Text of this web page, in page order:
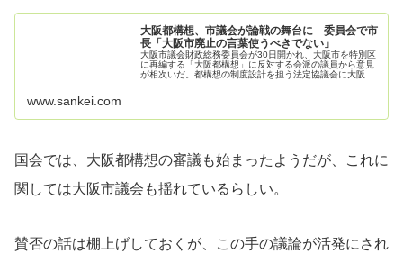
大阪都構想、市議会が論戦の舞台に 委員会で市
長「大阪市廃止の言葉使うべきでない」
大阪市議会財政総務委員会が30日開かれ、大阪市を特別区
に再編する「大阪都構想」に反対する会派の議員から意見
が相次いだ。都構想の制度設計を担う法定協議会に大阪
www.sankei.com
国会では、大阪都構想の審議も始まったようだが、これに
関しては大阪市議会も揺れているらしい。
賛否の話は棚上げしておくが、この手の議論が活発にされ